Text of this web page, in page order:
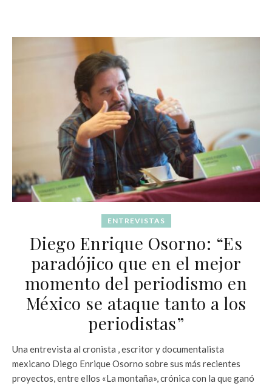
ENTREVISTAS
Diego Enrique Osorno: “Es
paradójico que en el mejor
momento del periodismo en
México se ataque tanto a los
periodistas”
Una entrevista al cronista , escritor y documentalista
mexicano Diego Enrique Osorno sobre sus más recientes
proyectos, entre ellos «La montaña», crónica con la que ganó